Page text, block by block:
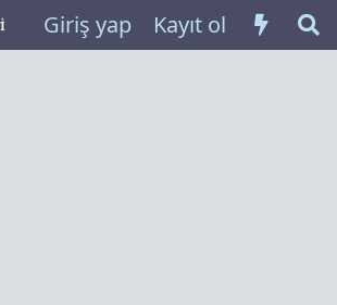
Giriş yap Kayıt ol